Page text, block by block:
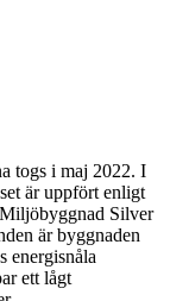
togs i maj 2022. I
är uppfört enligt
Silver
är byggnaden
energisnåla
ett lågt